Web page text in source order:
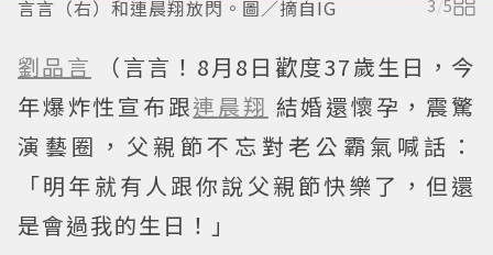
言言（右）和連晨翔放閃。圖／摘自IG 3 /5
劉品言
（言言！8月8日歡度37歲生日，今
年爆炸性宣布跟連晨翔 結婚還懷孕，震驚
演藝圈，父親節不忘對老公霸氣喊話：
「明年就有人跟你說父親節快樂了，但還
是會過我的生日！」